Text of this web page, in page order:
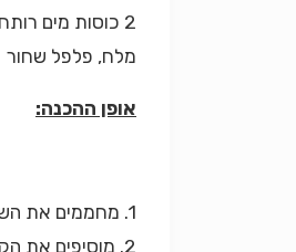
2 כוסות מים רותחים
מלח, פלפל שחור
אופן ההכנה:
1. מחממים את השמן בסיר, ומאדים את הפטריות עד להזהבה ועד שכל הנוזלים מתאדים (התהליך אורך 10 דקות).
2. מוסיפים את